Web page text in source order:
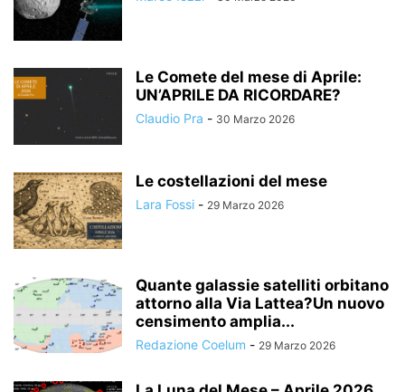
Le Comete del mese di Aprile:
UN’APRILE DA RICORDARE?
Claudio Pra - 30 Marzo 2026
Le costellazioni del mese
Lara Fossi - 29 Marzo 2026
Quante galassie satelliti orbitano
attorno alla Via Lattea?Un nuovo
censimento amplia...
Redazione Coelum - 29 Marzo 2026